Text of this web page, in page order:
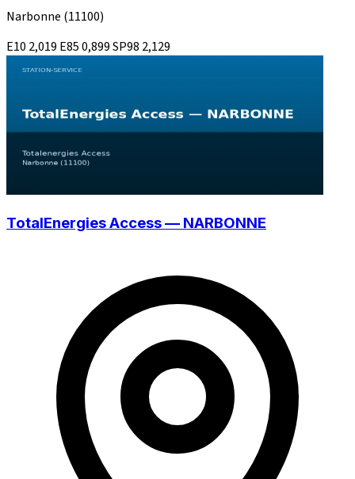
Narbonne (11100)
E10 2,019 E850,899SP98 2,129
TotalEnergies Access — NARBONNE